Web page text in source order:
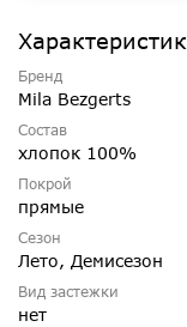
Бренд
Mila Bezgerts
Состав
хлопок 100%
Покрой
прямые
Сезон
Лето, Демисезон
Вид застежки
нет